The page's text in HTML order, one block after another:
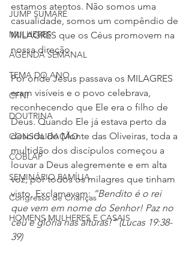
JUMP SUMARÉ
MULHERES
AGENDA SEMANAL
TEMA DO ANO
CFNI
DOUTRINA
CONSOLIDAÇÃO
COBLAP
SEMINÁRIO FAMÍLIA
Congresso de Crianças
HOMENS MULHERES E CASAIS
estamos atentos. Não somos uma
casualidade, somos um compêndio de
MILAGRES que os Céus promovem na
nossa direção.
Por onde Jesus passava os MILAGRES
eram visíveis e o povo celebrava,
reconhecendo que Ele era o filho de
Deus. Quando Ele já estava perto da
descida do Monte das Oliveiras, toda a
multidão dos discípulos começou a
louvar a Deus alegremente e em alta
voz, por todos os milagres que tinham
visto. Exclamavam: “Bendito é o rei
que vem em nome do Senhor! Paz no
céu e glória nas alturas!” (Lucas 19:38-
39)